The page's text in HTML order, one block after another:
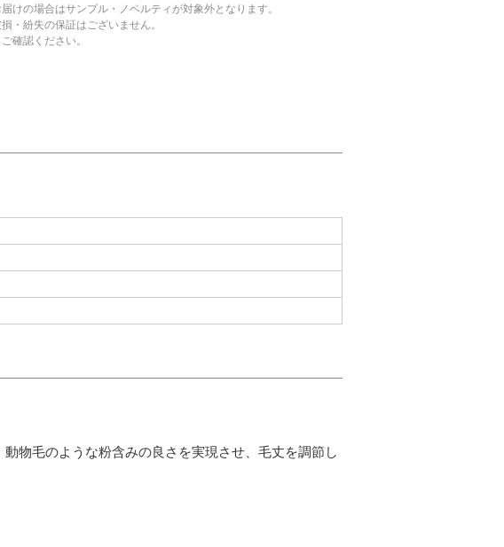
けの場合はサンプル・ノベルティが対象外となります。
・紛失の保証はございません。
確認ください。
物毛のような粉含みの良さを実現させ、毛丈を調節し